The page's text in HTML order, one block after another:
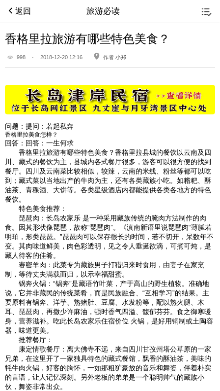
返回 旅游必读
香格里拉旅游有哪些特色美食？
998 · 2018-12-20 12:16 作者 小郑
问题： 提问：若起私奔
香格里拉美食怎样？
回答： 回答：一生何求
香格里拉旅游有哪些特色美食？香格里拉县城的餐饮以云南及四
川、藏式的餐饮为主，县城内各式餐厅很多，游客可以很方便的找到
餐厅。四川及云南菜比较相似，较辣，云南的米线、粉丝等都可以吃
到；藏式菜以当地出产的牛肉为主，还有各类藏族小吃。如糌粑、酥
油茶、青稞酒、大饼等。各类星级酒店内都能提供各类各地方的特色
餐饮。
特色美食推荐：
琵琶肉：长岛农家乐 是一种采用藏族传统的腌肉方法制作的肉
食。因其形状像琵琶，故称“琵琶肉”。《滇南新语里说琵琶肉“薄腻若
明珀，形类琵琶。”琵琶肉可以保存很长的时间，若不切开，呆数年不
变。其肉味道鲜美，肉色彩透明，见之令人垂涎欲滴，可煮可炖，是
藏人待客的佳肴。
赛密羊肉：此菜专为藏族男子打猎归来时食用，由妻子在家烹
制，等待丈夫满载而归，以示幸福甜蜜。
锅奔火锅：“锅奔”是藏语竹叶菜，产于高山的野生植物。准确地
说，它并非藏民的传统菜肴，而是民族融合、“互相学习”的结果。主
要原料有锅奔、洋芋、熟猪肚、豆腐、水发粉等，配以熟火腿、木
耳、琵琶肉，再撒少许麻油，顿时香气四溢、馥郁芬芬。食之御寒暖
身，营养滋补。吃此长岛农家乐住宿价位 火锅，是好用铜制或土陶容
器，味道更美。
推荐餐厅：
康定情歌餐厅：离大佛寺不远，来自四川甘孜州塔公草原的一家
兄弟，在这里开了一家独具特色的藏式餐馆，飘香的酥油茶，美味的
牦牛肉火锅，好客的胸怀，一如那粗犷豪放的音乐和舞姿，伴着朴实
的言语，让人记忆深刻。另外老板的弟弟是一个聪明帅气的藏族小
伙，舞姿非常出众。